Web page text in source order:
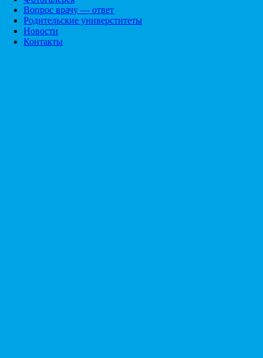
Вопрос врачу — ответ
Родительские универститеты
Новости
Контакты